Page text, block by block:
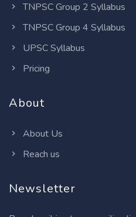
TNPSC Group 2 Syllabus
TNPSC Group 4 Syllabus
UPSC Syllabus
Pricing
About
About Us
Reach us
Newsletter